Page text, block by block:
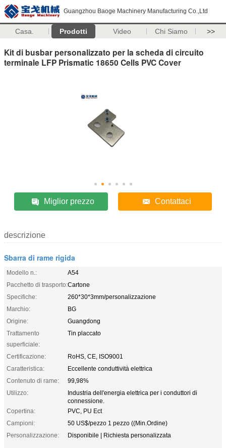
Guangzhou Baoge Machinery Manufacturing Co.,Ltd
Casa. Prodotti Video Chi Siamo >>
Kit di busbar personalizzato per la scheda di circuito
terminale LFP Prismatic 18650 Cells PVC Cover
Miglior prezzo Contattaci
descrizione
Sbarra di rame rigida
Modello n.:
A54
Pacchetto di trasporto:Cartone
Specifiche:
260*30*3mm/personalizzazione
Marchio:
BG
Origine:
Guangdong
Trattamento
superficiale:
Tin placcato
Certificazione:
RoHS, CE, ISO9001
Caratteristica:
Eccellente conduttività elettrica
Contenuto di rame:
99,98%
Utilizzo:
Industria dell'energia elettrica per i conduttori di
connessione.
Copertina:
PVC, PU Ect
Campioni:
50 US$/pezzo 1 pezzo ((Min.Ordine)
Personalizzazione:
Disponibile | Richiesta personalizzata